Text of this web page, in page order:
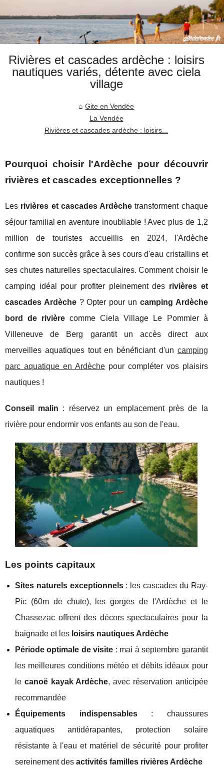
Rivières et cascades ardèche : loisirs
nautiques variés, détente avec ciela
village
Gite en Vendée
La Vendée
Rivières et cascades ardèche : loisirs...
Pourquoi choisir l'Ardèche pour découvrir
rivières et cascades exceptionnelles ?
Les rivières et cascades Ardèche transforment chaque
séjour familial en aventure inoubliable ! Avec plus de 1,2
million de touristes accueillis en 2024, l'Ardèche
confirme son succès grâce à ses cours d'eau cristallins et
ses chutes naturelles spectaculaires. Comment choisir le
camping idéal pour profiter pleinement des rivières et
cascades Ardèche? Opter pour un camping Ardèche
bord de rivière comme Ciela Village Le Pommier à
Villeneuve de Berg garantit un accès direct aux
merveilles aquatiques tout en bénéficiant d'un camping
parc aquatique en Ardèchepour compléter vos plaisirs
nautiques !
Conseil malin : réservez un emplacement près de la
rivière pour endormir vos enfants au son de l'eau.
Les points capitaux
Sites naturels exceptionnels: les cascades du Ray-
Pic (60m de chute), les gorges de l'Ardèche et le
Chassezac offrent des décors spectaculaires pour la
baignade et les loisirs nautiques Ardèche
Période optimale de visite : mai à septembre garantit
les meilleures conditions météo et débits idéaux pour
le canoë kayak Ardèche, avec réservation anticipée
recommandée
Équipements indispensables: chaussures
aquatiques antidérapantes, protection solaire
résistante à l'eau et matériel de sécurité pour profiter
sereinement des activités familles rivières Ardèche